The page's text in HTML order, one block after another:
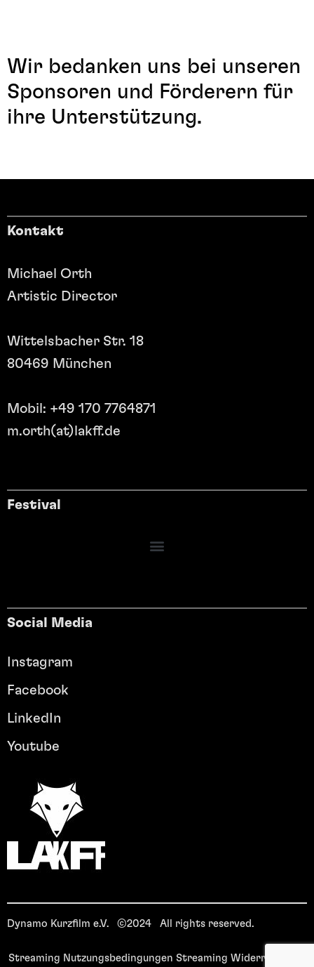
Wir bedanken uns bei unseren
Sponsoren und Förderern für
ihre Unterstützung.
Kontakt
Michael Orth
Artistic Director
Wittelsbacher Str. 18
80469 München
Mobil: +49 170 7764871
m.orth(at)lakff.de
Festival
Social Media
Instagram
Facebook
LinkedIn
Youtube
Dynamo Kurzfilm e.V. ©2024 All rights reserved.
Streaming Nutzungsbedingungen Streaming Widerrufsrecht